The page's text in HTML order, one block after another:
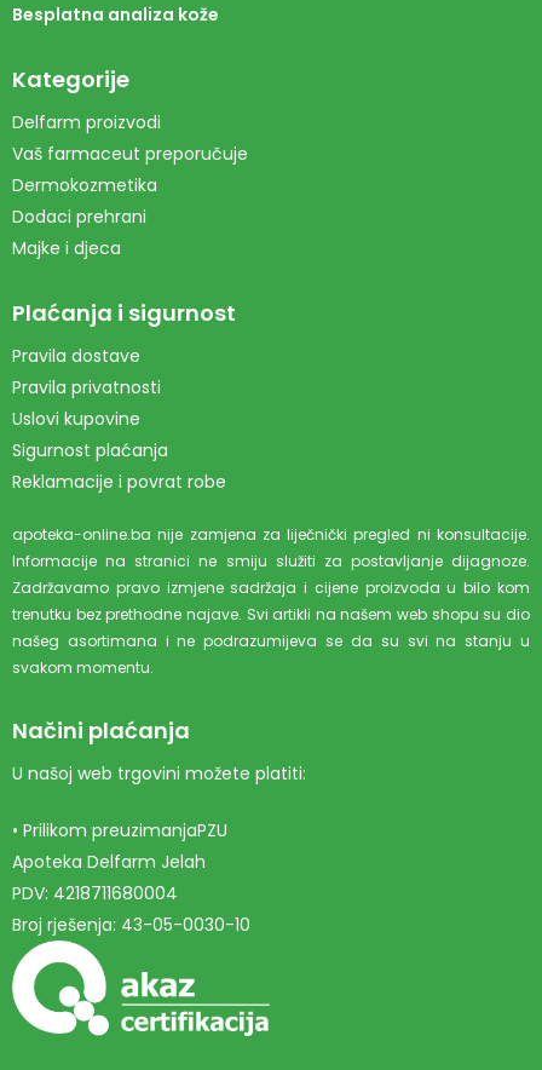
Besplatna analiza kože
Kategorije
Delfarm proizvodi
Vaš farmaceut preporučuje
Dermokozmetika
Dodaci prehrani
Majke i djeca
Plaćanja i sigurnost
Pravila dostave
Pravila privatnosti
Uslovi kupovine
Sigurnost plaćanja
Reklamacije i povrat robe
apoteka-online.ba nije zamjena za liječnički pregled ni konsultacije.
Informacije na stranici ne smiju služiti za postavljanje dijagnoze.
Zadržavamo pravo izmjene sadržaja i cijene proizvoda u bilo kom
trenutku bez prethodne najave. Svi artikli na našem web shopu su dio
našeg asortimana i ne podrazumijeva se da su svi na stanju u
svakom momentu.
Načini plaćanja
U našoj web trgovini možete platiti:
• Prilikom preuzimanjaPZU
Apoteka Delfarm Jelah
PDV: 4218711680004
Broj rješenja: 43-05-0030-10